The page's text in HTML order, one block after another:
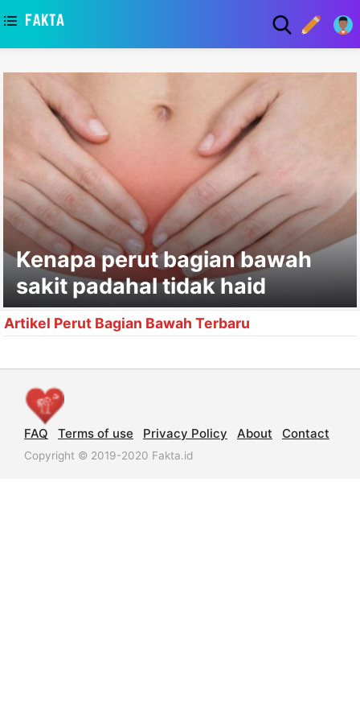
Kenapa perut bagian bawah
sakit padahal tidak haid
Artikel Perut Bagian Bawah Terbaru
FAQ Terms of use Privacy Policy About Contact
Copyright © 2019-2020 Fakta.id